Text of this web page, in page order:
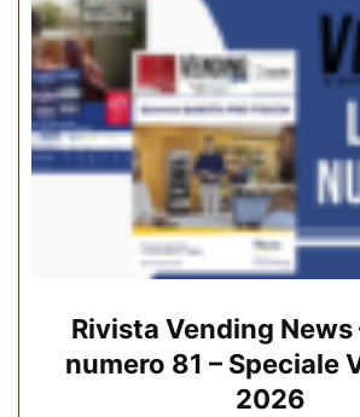
Rivista Vending News
numero 81 – Speciale
2026